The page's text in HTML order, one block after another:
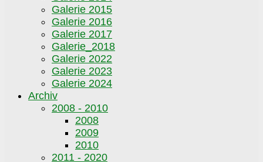
Galerie 2015
Galerie 2016
Galerie 2017
Galerie_2018
Galerie 2022
Galerie 2023
Galerie 2024
Archiv
2008 - 2010
2008
2009
2010
2011 - 2020